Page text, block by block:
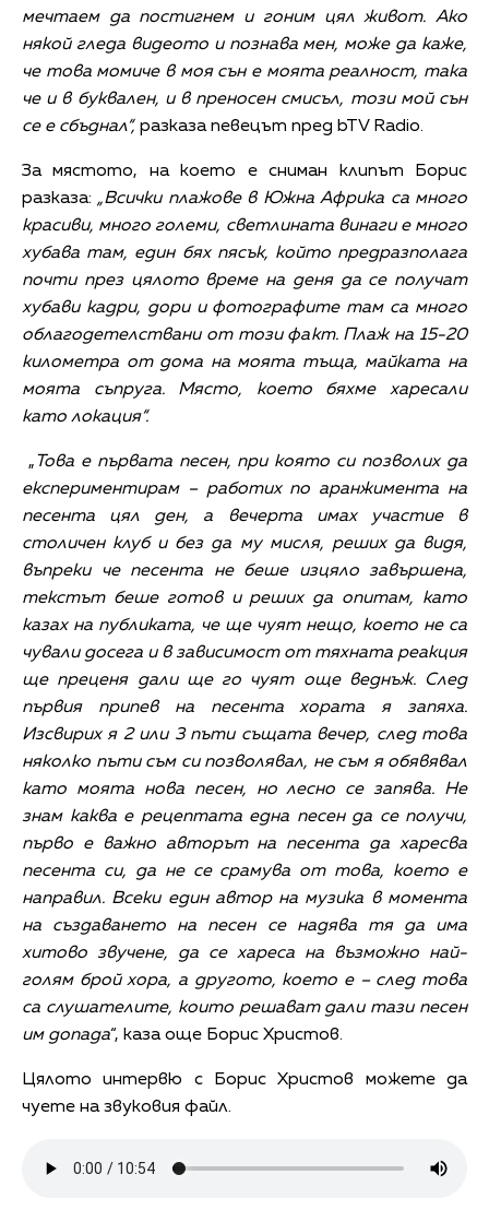
мечтаем да постигнем и гоним цял живот. Ако
някой гледа видеото и познава мен, може да каже,
че това момиче в моя сън е моята реалност, така
че и в буквален, и в преносен смисъл, този мой сън
се е сбъднал“, разказа певецът пред bTV Radio.
За мястото, на което е сниман клипът Борис
разказа: „Всички плажове в Южна Африка са много
красиви, много големи, светлината винаги е много
хубава там, един бях пясък, който предразполага
почти през цялото време на деня да се получат
хубави кадри, дори и фотографите там са много
облагодетелствани от този факт. Плаж на 15-20
километра от дома на моята тъща, майката на
моята съпруга. Място, което бяхме харесали
като локация“.
„ Това е първата песен, при която си позволих да
експериментирам – работих по аранжимента на
песента цял ден, а вечерта имах участие в
столичен клуб и без да му мисля, реших да видя,
въпреки че песента не беше изцяло завършена,
текстът беше готов и реших да опитам, като
казах на публиката, че ще чуят нещо, което не са
чували досега и в зависимост от тяхната реакция
ще преценя дали ще го чуят още веднъж. След
първия припев на песента хората я запяха.
Изсвирих я 2 или 3 пъти същата вечер, след това
няколко пъти съм си позволявал, не съм я обявявал
като моята нова песен, но лесно се запява. Не
знам каква е рецептата една песен да се получи,
първо е важно авторът на песента да харесва
песента си, да не се срамува от това, което е
направил. Всеки един автор на музика в момента
на създаването на песен се надява тя да има
хитово звучене, да се хареса на възможно най-
голям брой хора, а другото, което е – след това
са слушателите, които решават дали тази песен
им допада“, каза още Борис Христов.
Цялото интервю с Борис Христов можете да
чуете на звуковия файл.